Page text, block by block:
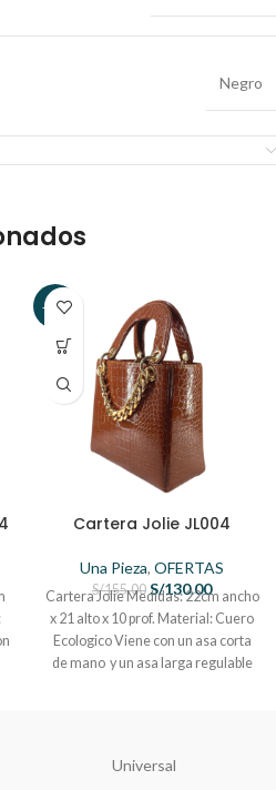
Negro
-16%
Cartera Jolie JL004
Una Pieza, OFERTAS
S/155.00 S/130.00
Cartera Jolie Medidas: 22cm ancho
x 21 alto x 10 prof. Material: Cuero
Ecologico Viene con un asa corta
de mano y un asa larga regulable
Universal